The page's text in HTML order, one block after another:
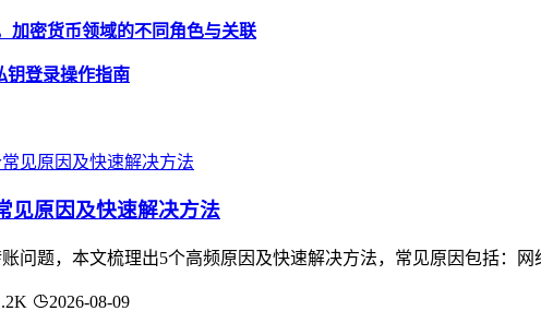
加密货币领域的不同角色与关联
钥登录操作指南
见原因及快速解决方法
问题，本文梳理出5个高频原因及快速解决方法，常见原因包括：
2026-08-09